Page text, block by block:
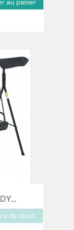
au panier
de stock